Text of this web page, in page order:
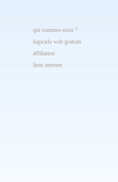
qui sommes-nous ?
logiciels web gratuits
affiliation
liens internet